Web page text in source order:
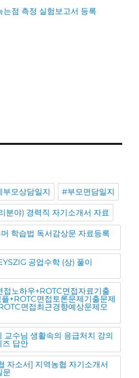
는점 측정 실험보고서 등록
모상담일지 #부모면담일지
분야) 경력직 자기소개서 자료
학습법 독서감상문 자료등록
공업수학 (상) 풀이
접노하우+ROTC면접자료기출
+ROTC면접토론문제기출문제
면접최근경향예상문제모
교수님 생활속의 응급처치 강의
즈 답안
자소서] 지역농협 자기소개서
문